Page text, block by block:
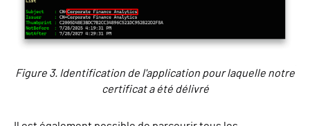
Figure 3. Identification de l'application pour laquelle notre
certificat a été délivré